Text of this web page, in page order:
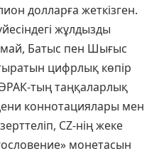
долларға жеткізген.
жұлдызды
Батыс пен Шығыс
цифрлық көпір
тың таңқаларлық
коннотациялары мен
CZ-нің жеке
монетасын